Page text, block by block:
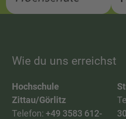
Wie du uns erreichst
Hochschule
Zittau/Görlitz
Telefon: +49 3583 612-